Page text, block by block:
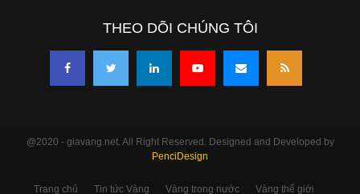
THEO DÕI CHÚNG TÔI
@2020 - giavang.net. All Right Reserved. Designed and Developed by
PenciDesign
Trang chủ Tin tức Vàng Vàng trong nước Vàng thế giới